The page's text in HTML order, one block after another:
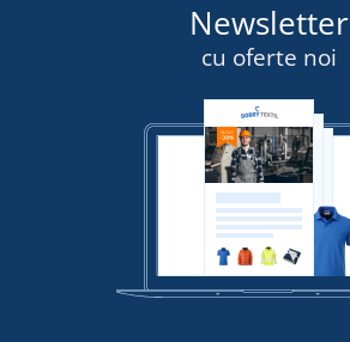
Newsletter
cu oferte noi